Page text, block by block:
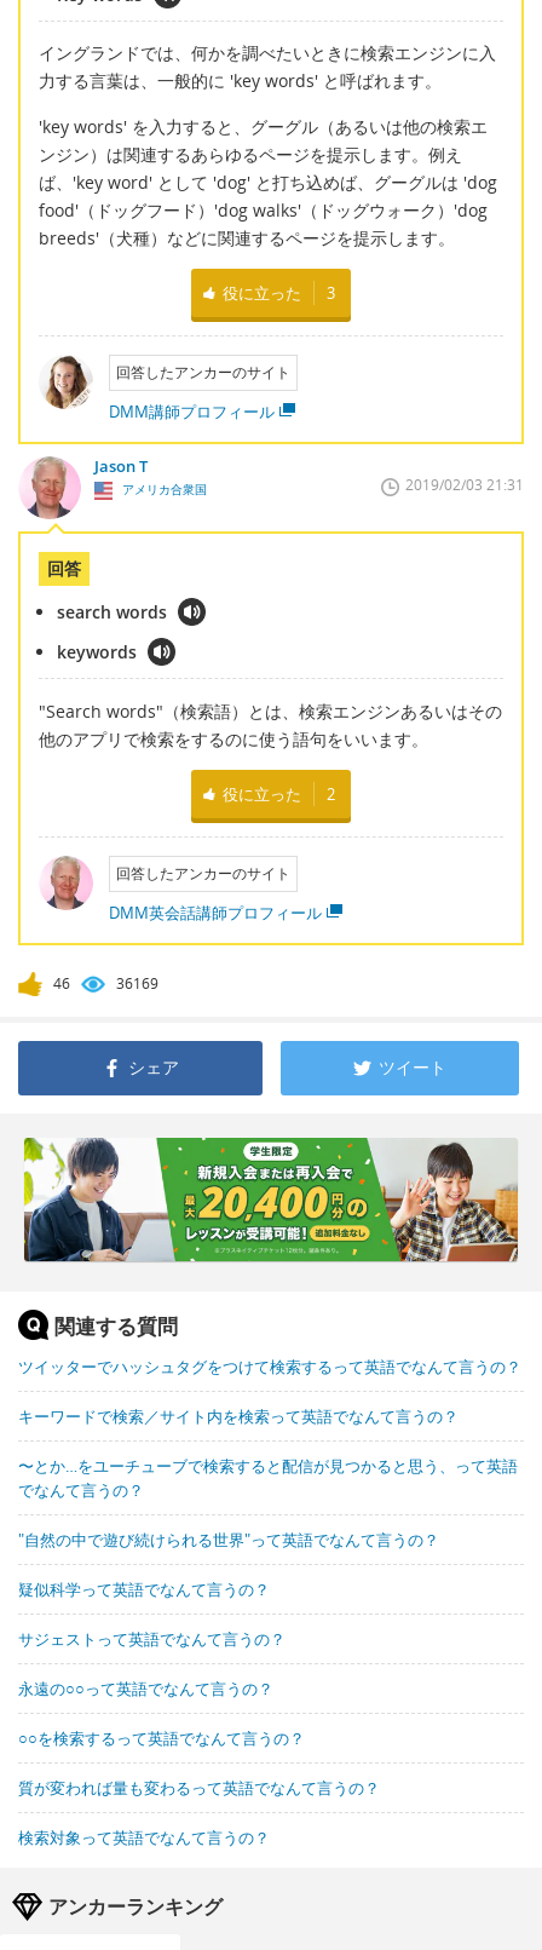
イングランドでは、何かを調べたいときに検索エンジンに入
力する言葉は、一般的に 'key words' と呼ばれます。
'key words' を入力すると、グーグル（あるいは他の検索エ
ンジン）は関連するあらゆるページを提示します。例え
ば、'key word' として 'dog' と打ち込めば、グーグルは 'dog
food'（ドッグフード）'dog walks'（ドッグウォーク）'dog
breeds'（犬種）などに関連するページを提示します。
役に立った 3
回答したアンカーのサイト
DMM講師プロフィール
Jason T
アメリカ合衆国 2019/02/03 21:31
回答
search words
keywords
"Search words"（検索語）とは、検索エンジンあるいはその
他のアプリで検索をするのに使う語句をいいます。
役に立った 2
回答したアンカーのサイト
DMM英会話講師プロフィール
46 36169
シェア ツイート
関連する質問
ツイッターでハッシュタグをつけて検索するって英語でなんて言うの？
キーワードで検索／サイト内を検索って英語でなんて言うの？
〜とか…をユーチューブで検索すると配信が見つかると思う、って英語
でなんて言うの？
"自然の中で遊び続けられる世界"って英語でなんて言うの？
疑似科学って英語でなんて言うの？
サジェストって英語でなんて言うの？
永遠の○○って英語でなんて言うの？
○○を検索するって英語でなんて言うの？
質が変われば量も変わるって英語でなんて言うの？
検索対象って英語でなんて言うの？
アンカーランキング